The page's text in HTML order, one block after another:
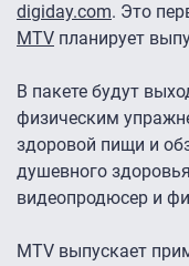
digiday.com. Это
MTV планирует
В пакете будут
физическим
здоровой пищи и
душевного
видеопродюсер и
MTV выпускает